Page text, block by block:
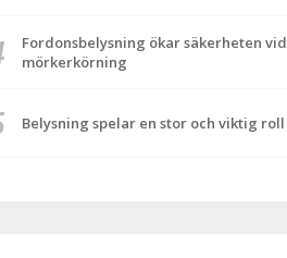
Fordonsbelysning ökar säkerheten vid
mörkerkörning
Belysning spelar en stor och viktig roll